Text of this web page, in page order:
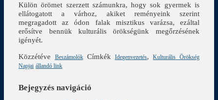
Külön örömet szerzett számunkra, hogy sok gyermek is
ellátogatott a várhoz, akiket reményeink szerint
megragadott az ódon falak misztikus varázsa, ezáltal
erősítve bennük kulturális örökségünk megőrzésének
igényét.
Közzétéve
Beszámolók Címkék Idegenvezetés,Kulturális Örökség
Napjai állandó link
Bejegyzés navigáció